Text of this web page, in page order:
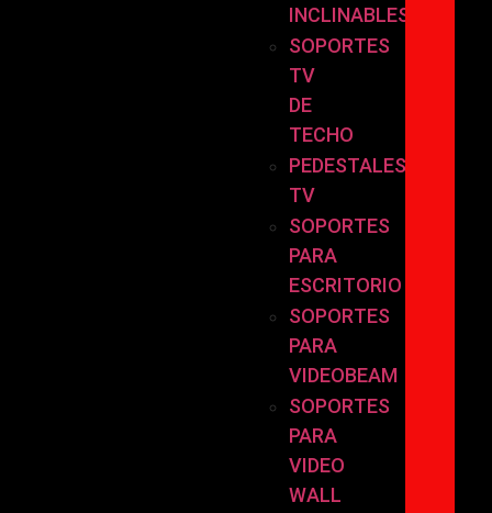
INCLINABLES
SOPORTES
TV
DE
TECHO
PEDESTALES
TV
SOPORTES
PARA
ESCRITORIO
SOPORTES
PARA
VIDEOBEAM
SOPORTES
PARA
VIDEO
WALL